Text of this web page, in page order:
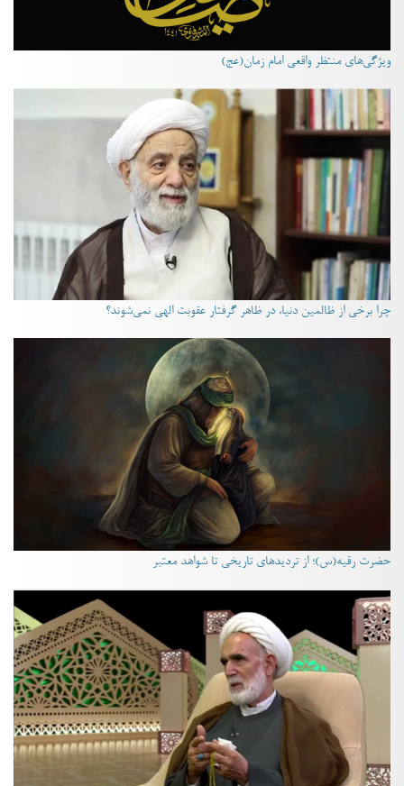
ویژگی‌های منتظر واقعی امام زمان(عج)
چرا برخی از ظالمین دنیا، در ظاهر گرفتار عقوبت الهی نمی‌شوند؟
حضرت رقیه(س)؛ از تردیدهای تاریخی تا شواهد معتبر